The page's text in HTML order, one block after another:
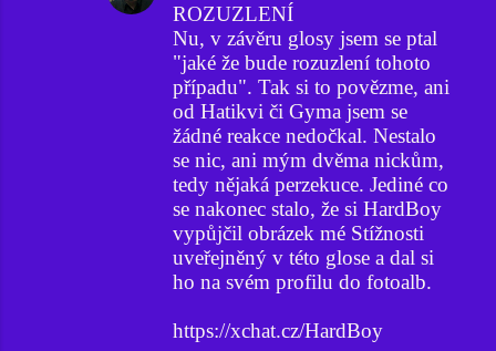
ROZUZLENÍ
Nu, v závěru glosy jsem se ptal
"jaké že bude rozuzlení tohoto
případu". Tak si to povězme, ani
od Hatikvi či Gyma jsem se
žádné reakce nedočkal. Nestalo
se nic, ani mým dvěma nickům,
tedy nějaká perzekuce. Jediné co
se nakonec stalo, že si HardBoy
vypůjčil obrázek mé Stížnosti
uveřejněný v této glose a dal si
ho na svém profilu do fotoalb.
https://xchat.cz/HardBoy